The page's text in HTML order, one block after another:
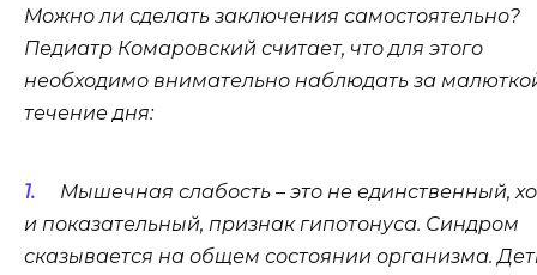
Можно ли сделать заключения самостоятельно?
Педиатр Комаровский считает, что для этого
необходимо внимательно наблюдать за
течение дня:
Мышечная слабость – это не единственный,
и показательный, признак гипотонуса. Синдром
сказывается на общем состоянии организма.